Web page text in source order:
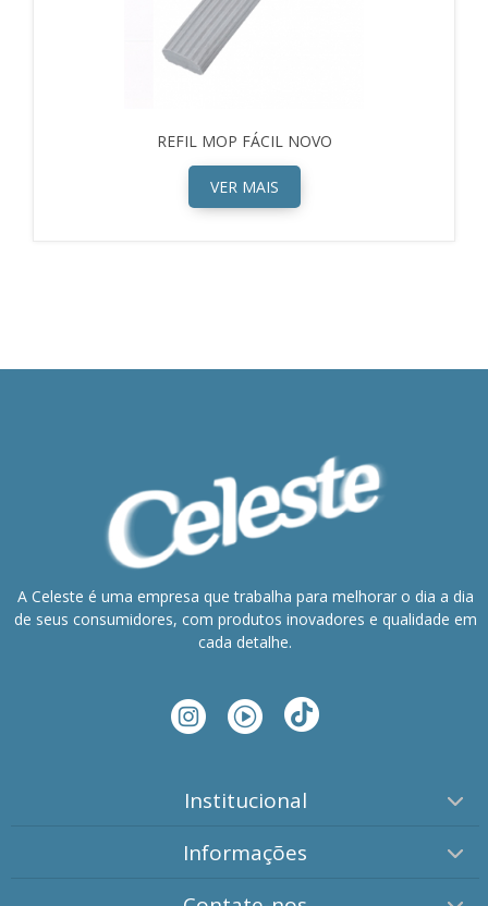
REFIL MOP FÁCIL NOVO
VER MAIS
A Celeste é uma empresa que trabalha para melhorar o dia a dia
de seus consumidores, com produtos inovadores e qualidade em
cada detalhe.
Institucional
Informações